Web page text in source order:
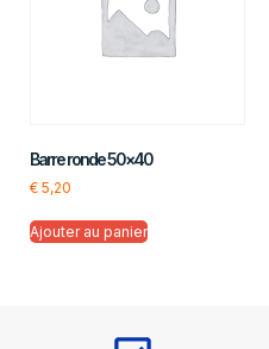
Barre ronde 50×40
€ 5,20
Ajouter au panier